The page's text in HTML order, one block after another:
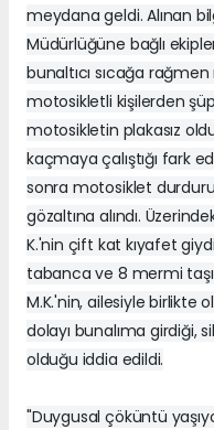
meydana geldi. Alınan
Müdürlüğüne bağlı
bunaltıcı sıcağa
motosikletli kişilerden
motosikletin plakasız
kaçmaya çalıştığı fark
sonra motosiklet
gözaltına alındı.
K.'nin çift kat kıyafet
tabanca ve 8 mermi
M.K.'nin, ailesiyle birlikte
dolayı bunalıma girdiği,
olduğu iddia edildi.
"Duygusal çöküntü